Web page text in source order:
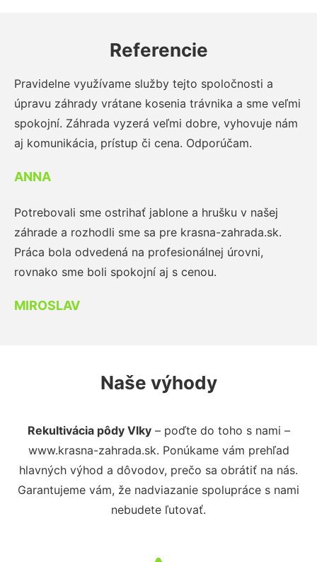
Referencie
Pravidelne využívame služby tejto spoločnosti a
úpravu záhrady vrátane kosenia trávnika a sme veľmi
spokojní. Záhrada vyzerá veľmi dobre, vyhovuje nám
aj komunikácia, prístup či cena. Odporúčam.
ANNA
Potrebovali sme ostrihať jablone a hrušku v našej
záhrade a rozhodli sme sa pre krasna-zahrada.sk.
Práca bola odvedená na profesionálnej úrovni,
rovnako sme boli spokojní aj s cenou.
MIROSLAV
Naše výhody
Rekultivácia pôdy Vlky– poďte do toho s nami –
www.krasna-zahrada.sk. Ponúkame vám prehľad
hlavných výhod a dôvodov, prečo sa obrátiť na nás.
Garantujeme vám, že nadviazanie spolupráce s nami
nebudete ľutovať.